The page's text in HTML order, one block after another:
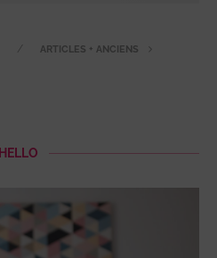
ARTICLES + ANCIENS
HELLO